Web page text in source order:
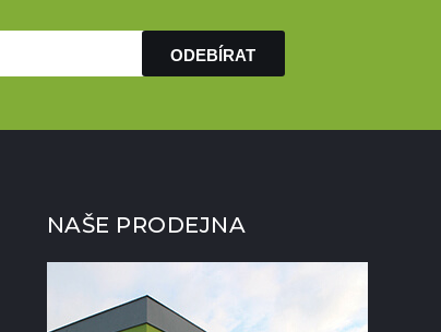
ODEBÍRAT
NAŠE PRODEJNA